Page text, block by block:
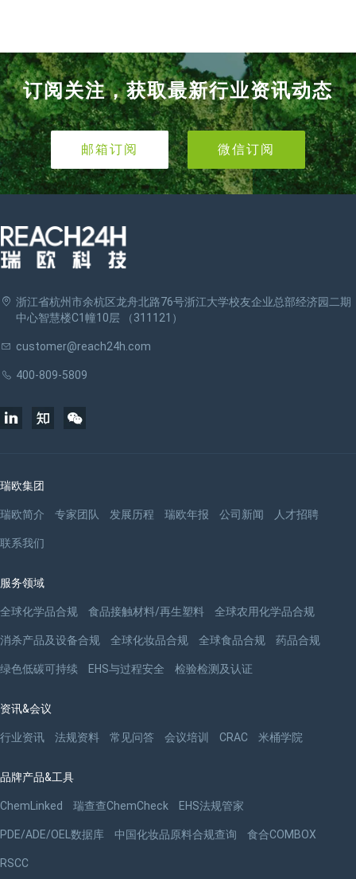
订阅关注，获取最新行业资讯动态
邮箱订阅 微信订阅
浙江省杭州市余杭区龙舟北路76号浙江大学校友企业总部经济园二期
中心智慧楼C1幢10层 （311121）
customer@reach24h.com
400-809-5809
瑞欧集团
瑞欧简介 专家团队 发展历程 瑞欧年报 公司新闻 人才招聘
联系我们
服务领域
全球化学品合规 食品接触材料/再生塑料 全球农用化学品合规
消杀产品及设备合规 全球化妆品合规 全球食品合规 药品合规
绿色低碳可持续 EHS与过程安全 检验检测及认证
资讯&会议
行业资讯 法规资料 常见问答 会议培训 CRAC 米桶学院
品牌产品&工具
ChemLinked 瑞查查ChemCheck EHS法规管家
PDE/ADE/OEL数据库 中国化妆品原料合规查询 食合COMBOX
RSCC